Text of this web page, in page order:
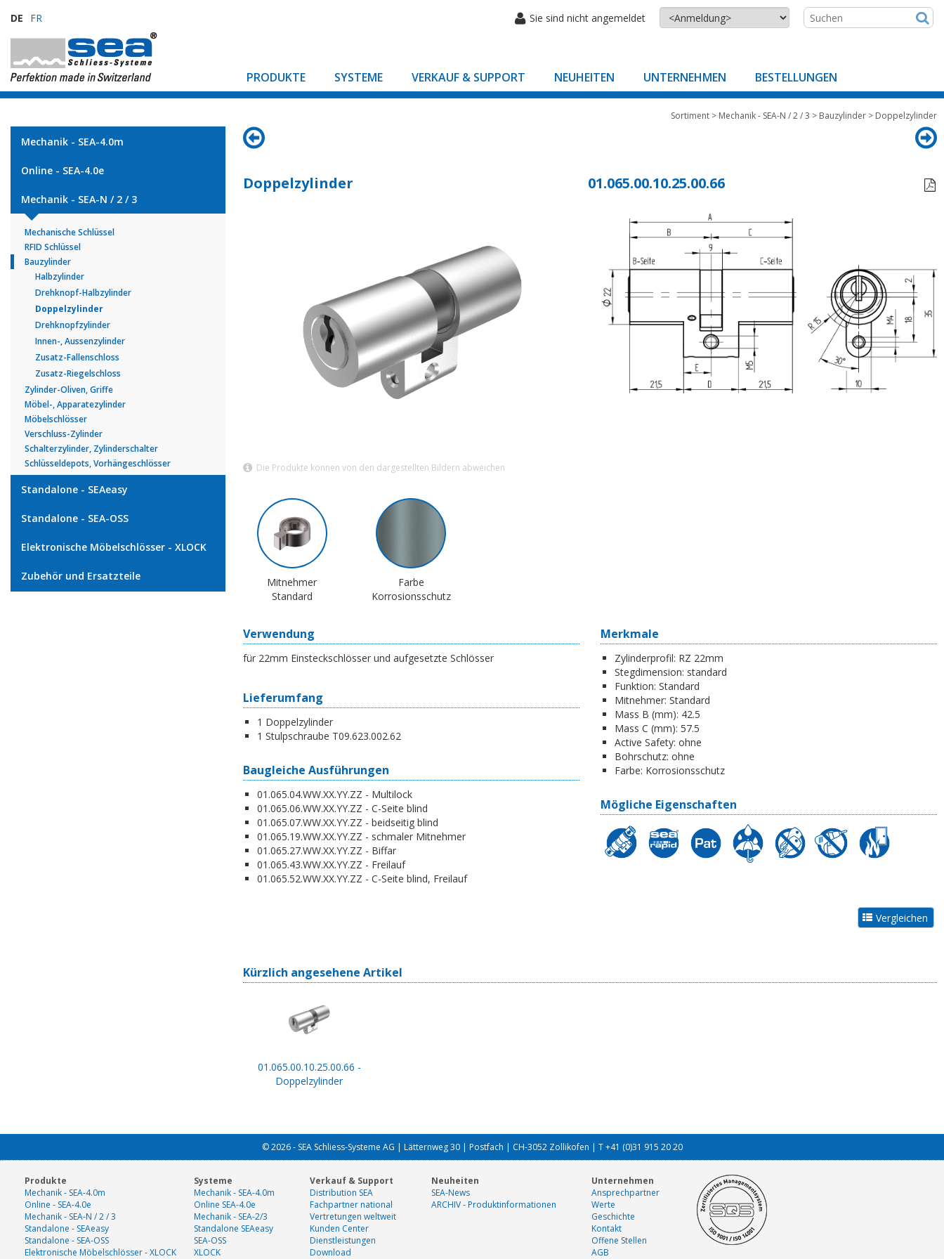
DE FR Sie sind nicht angemeldet
PRODUKTE SYSTEME VERKAUF & SUPPORT NEUHEITEN UNTERNEHMEN BESTELLUNGEN
Mechanik - SEA-4.0m
Online - SEA-4.0e
Mechanik - SEA-N / 2 / 3
Mechanische Schlüssel
RFID Schlüssel
Bauzylinder
Halbzylinder
Drehknopf-Halbzylinder
Doppelzylinder
Drehknopfzylinder
Innen-, Aussenzylinder
Zusatz-Fallenschloss
Zusatz-Riegelschloss
Zylinder-Oliven, Griffe
Möbel-, Apparatezylinder
Möbelschlösser
Verschluss-Zylinder
Schalterzylinder, Zylinderschalter
Schlüsseldepots, Vorhängeschlösser
Standalone - SEAeasy
Standalone - SEA-OSS
Elektronische Möbelschlösser - XLOCK
Zubehör und Ersatzteile
Sortiment > Mechanik - SEA-N / 2 / 3 > Bauzylinder > Doppelzylinder
Doppelzylinder 01.065.00.10.25.00.66 
Die Produkte können von den dargestellten Bildern abweichen
Mitnehmer
Standard
Farbe
Korrosionsschutz
Verwendung
für 22mm Einsteckschlösser und aufgesetzte Schlösser
Lieferumfang
1 Doppelzylinder
1 Stulpschraube T09.623.002.62
Baugleiche Ausführungen
01.065.04.WW.XX.YY.ZZ - Multilock
01.065.06.WW.XX.YY.ZZ - C-Seite blind
01.065.07.WW.XX.YY.ZZ - beidseitig blind
01.065.19.WW.XX.YY.ZZ - schmaler Mitnehmer
01.065.27.WW.XX.YY.ZZ - Biffar
01.065.43.WW.XX.YY.ZZ - Freilauf
01.065.52.WW.XX.YY.ZZ - C-Seite blind, Freilauf
Merkmale
Zylinderprofil: RZ 22mm
Stegdimension: standard
Funktion: Standard
Mitnehmer: Standard
Mass B (mm): 42.5
Mass C (mm): 57.5
Active Safety: ohne
Bohrschutz: ohne
Farbe: Korrosionsschutz
Mögliche Eigenschaften
Kürzlich angesehene Artikel
01.065.00.10.25.00.66 -
Doppelzylinder
© 2026 - SEA Schliess-Systeme AG | Lätternweg 30 | Postfach | CH-3052 Zollikofen | T +41 (0)31 915 20 20
Produkte
Mechanik - SEA-4.0m
Online - SEA-4.0e
Mechanik - SEA-N / 2 / 3
Standalone - SEAeasy
Standalone - SEA-OSS
Elektronische Möbelschlösser - XLOCK
Systeme
Mechanik - SEA-4.0m
Online SEA-4.0e
Mechanik - SEA-2/3
Standalone SEAeasy
SEA-OSS
XLOCK
Verkauf & Support
Distribution SEA
Fachpartner national
Vertretungen weltweit
Kunden Center
Dienstleistungen
Download
Neuheiten
SEA-News
ARCHIV - Produktinformationen
Unternehmen
Ansprechpartner
Werte
Geschichte
Kontakt
Offene Stellen
AGB